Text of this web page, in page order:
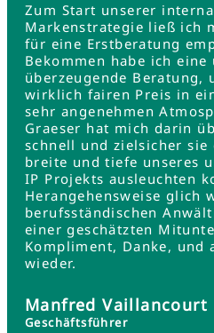
Zum Start unserer
Markenstrategie ließ ich
für eine Erstberatung
Bekommen habe ich eine
überzeugende Beratung,
wirklich fairen Preis in
sehr angenehmen
Graeser hat mich darin
schnell und zielsicher sie
breite und tiefe unseres
IP Projekts ausleuchten
Herangehensweise glich
berufsständischen
einer geschätzten
Kompliment, Danke, und
wieder.
Manfred Vaillancourt
Geschäftsführer